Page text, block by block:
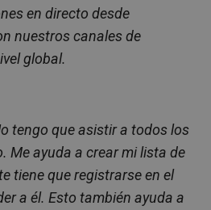
en directo desde
nuestros canales de
global.
tengo que asistir a todos los
Me ayuda a crear mi lista de
tiene que registrarse en el
a él. Esto también ayuda a